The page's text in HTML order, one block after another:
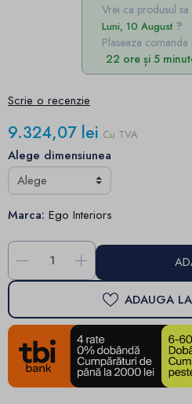
Vrei ca produsul
Luni, 10 August
Plaseaza comanda
22 ore și 5
Scrie o recenzie
9.324,07 lei Cu TVA
Alege dimensiunea
Marca: Ego Interiors
- +
ADAUGA